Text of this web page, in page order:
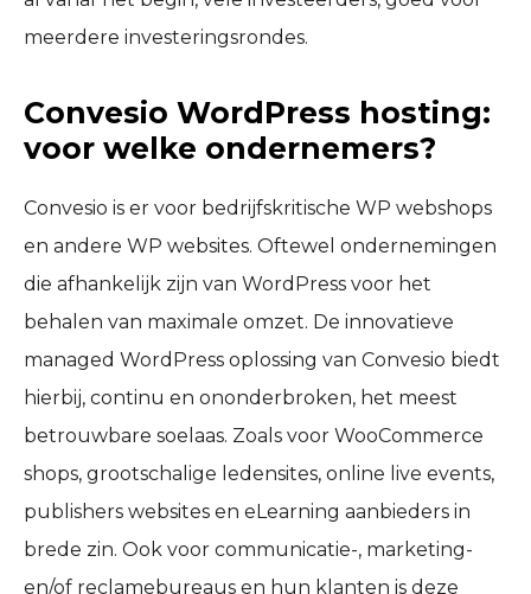
meerdere investeringsrondes.
Convesio WordPress hosting:
voor welke ondernemers?
Convesio is er voor bedrijfskritische WP webshops
en andere WP websites. Oftewel ondernemingen
die afhankelijk zijn van WordPress voor het
behalen van maximale omzet. De innovatieve
managed WordPress oplossing van Convesio biedt
hierbij, continu en ononderbroken, het meest
betrouwbare soelaas. Zoals voor WooCommerce
shops, grootschalige ledensites, online live events,
publishers websites en eLearning aanbieders in
brede zin. Ook voor communicatie-, marketing-
en/of reclamebureaus en hun klanten is deze